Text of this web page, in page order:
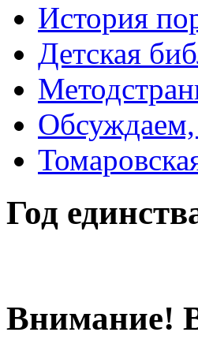
История
Детская
Год
Внимание!